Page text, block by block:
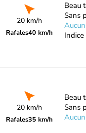
20 km/h
Rafales40 km/h
Beau
Sans
Indice
20 km/h
Rafales35 km/h
Beau
Sans